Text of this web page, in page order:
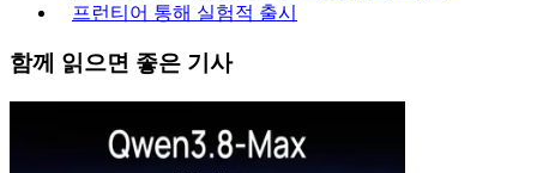
프런티어 통해 실험적 출시
함께 읽으면 좋은 기사